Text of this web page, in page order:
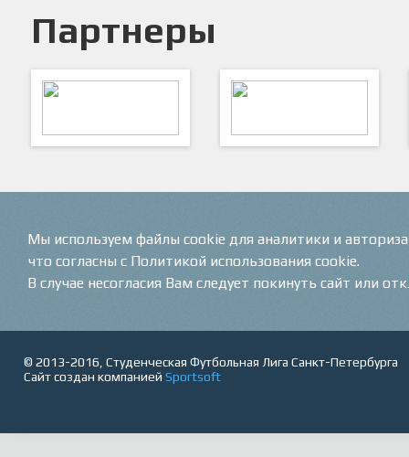
Партнеры
© 2013-2016, Студенческая Футбольная Лига Санкт-Петербурга
Сайт создан компанией Sportsoft
Мы используем файлы cookie для аналитики и
что согласны с Политикой использования cookie.
В случае несогласия Вам следует покинуть сайт или